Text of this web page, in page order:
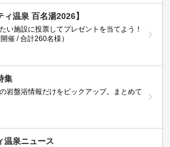
ィ温泉 百名湯2026】
い施設に投票してプレゼントを当てよう！
開催 / 合計260名様）
集
岩盤浴情報だけをピックアップ。まとめて
温泉ニュース